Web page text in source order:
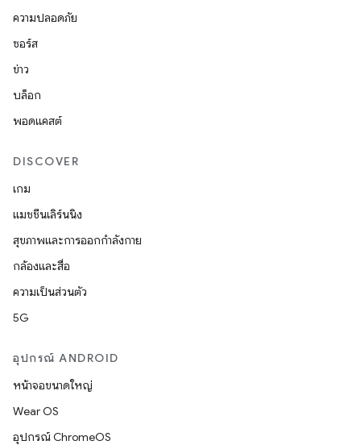
ความปลอดภัย
ซอร์ส
ข่าว
บล็อก
พอดแคสต์
DISCOVER
เกม
แมชชีนเลิร์นนิง
สุขภาพและการออกกำลังกาย
กล้องและสื่อ
ความเป็นส่วนตัว
5G
อุปกรณ์ ANDROID
หน้าจอขนาดใหญ่
Wear OS
อุปกรณ์ ChromeOS